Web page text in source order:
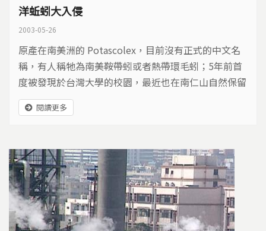
洋蚯蚓大入侵
2003-05-26
原產在南美洲的 Potascolex，目前沒有正式的中文名
稱，有人稱牠為南美鞍帶蚓或者熱帶環毛蚓；5年前首
度被發現於台灣大學的校園，最近也在南仁山自然保留
區被發現。這個發現讓生態學家戰戰兢兢，因為牠有可
能影響本土蚯蚓種的數量及植物生態系，並且會向大氣
閱讀更多